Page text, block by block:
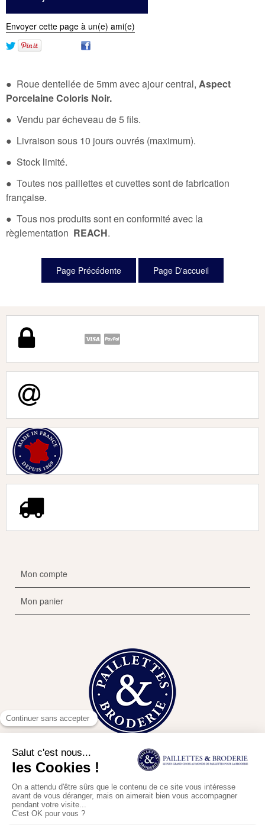
Envoyer cette page à un(e) ami(e)
● Roue dentellée de 5mm avec ajour central, Aspect
Porcelaine Coloris Noir.
● Vendu par écheveau de 5 fils.
● Livraison sous 10 jours ouvrés (maximum).
● Stock limité.
● Toutes nos paillettes et cuvettes sont de fabrication
française.
● Tous nos produits sont en conformité avec la
règlementation REACH.
Mon compte
Mon panier